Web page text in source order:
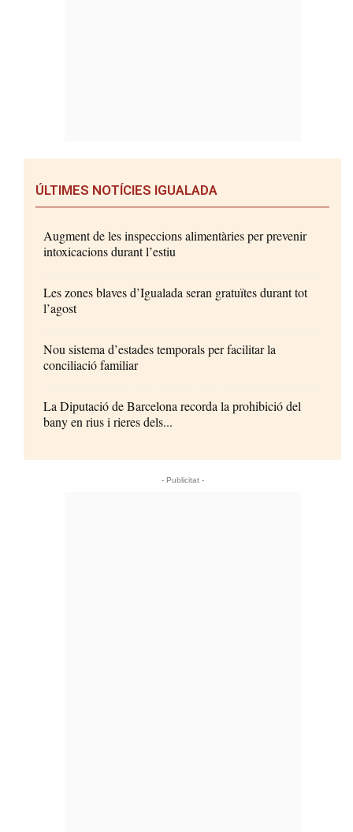
ÚLTIMES NOTÍCIES IGUALADA
Augment de les inspeccions alimentàries per prevenir
intoxicacions durant l’estiu
Les zones blaves d’Igualada seran gratuïtes durant tot
l’agost
Nou sistema d’estades temporals per facilitar la
conciliació familiar
La Diputació de Barcelona recorda la prohibició del
bany en rius i rieres dels...
- Publicitat -